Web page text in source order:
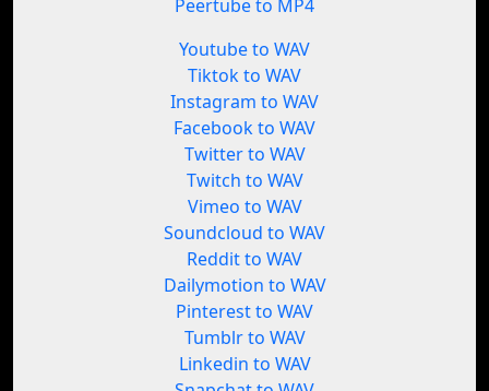
Peertube to MP4
Youtube to WAV
Tiktok to WAV
Instagram to WAV
Facebook to WAV
Twitter to WAV
Twitch to WAV
Vimeo to WAV
Soundcloud to WAV
Reddit to WAV
Dailymotion to WAV
Pinterest to WAV
Tumblr to WAV
Linkedin to WAV